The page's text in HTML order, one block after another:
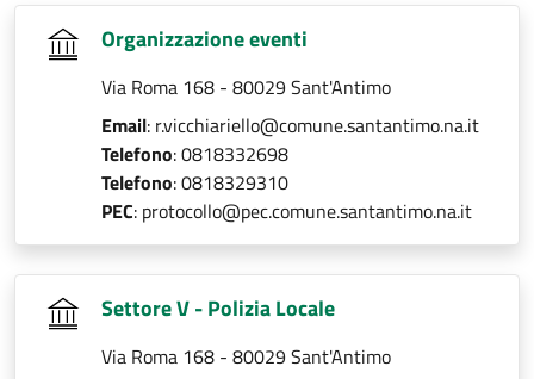
Organizzazione eventi
Via Roma 168 - 80029 Sant'Antimo
Email: r.vicchiariello@comune.santantimo.na.it
Telefono: 0818332698
Telefono: 0818329310
PEC: protocollo@pec.comune.santantimo.na.it
Settore V - Polizia Locale
Via Roma 168 - 80029 Sant'Antimo